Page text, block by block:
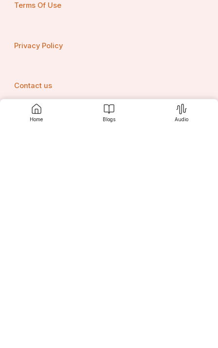
Home Blogs Audio
Terms Of Use
Privacy Policy
Contact us